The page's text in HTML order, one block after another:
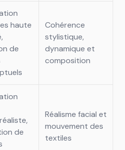
haute
de
Cohérence
stylistique,
dynamique et
composition
de
Réalisme facial et
mouvement des
textiles